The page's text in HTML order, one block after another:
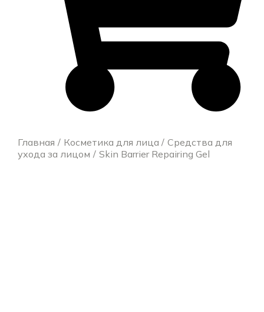
Главная Косметика для лица
Средства для
ухода за лицом
Skin Barrier Repairing Gel